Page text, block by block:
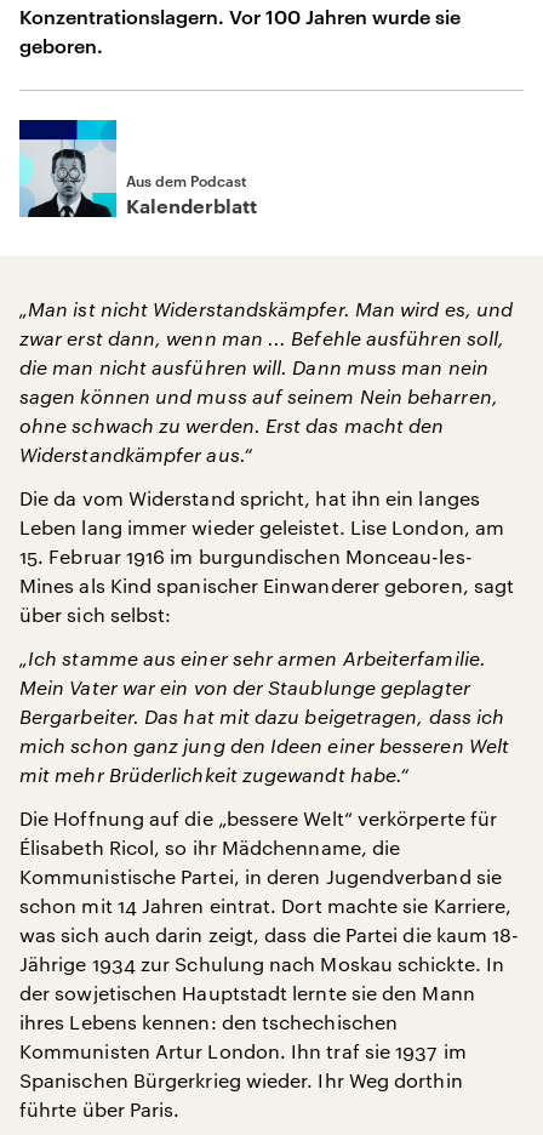
Konzentrationslagern. Vor 100 Jahren wurde sie
geboren.
Aus dem Podcast
Kalenderblatt
„Man ist nicht Widerstandskämpfer. Man wird es, und
zwar erst dann, wenn man ... Befehle ausführen soll,
die man nicht ausführen will. Dann muss man nein
sagen können und muss auf seinem Nein beharren,
ohne schwach zu werden. Erst das macht den
Widerstandkämpfer aus.“
Die da vom Widerstand spricht, hat ihn ein langes
Leben lang immer wieder geleistet. Lise London, am
15. Februar 1916 im burgundischen Monceau-les-
Mines als Kind spanischer Einwanderer geboren, sagt
über sich selbst:
„Ich stamme aus einer sehr armen Arbeiterfamilie.
Mein Vater war ein von der Staublunge geplagter
Bergarbeiter. Das hat mit dazu beigetragen, dass ich
mich schon ganz jung den Ideen einer besseren Welt
mit mehr Brüderlichkeit zugewandt habe.“
Die Hoffnung auf die „bessere Welt“ verkörperte für
Élisabeth Ricol, so ihr Mädchenname, die
Kommunistische Partei, in deren Jugendverband sie
schon mit 14 Jahren eintrat. Dort machte sie Karriere,
was sich auch darin zeigt, dass die Partei die kaum 18-
Jährige 1934 zur Schulung nach Moskau schickte. In
der sowjetischen Hauptstadt lernte sie den Mann
ihres Lebens kennen: den tschechischen
Kommunisten Artur London. Ihn traf sie 1937 im
Spanischen Bürgerkrieg wieder. Ihr Weg dorthin
führte über Paris.